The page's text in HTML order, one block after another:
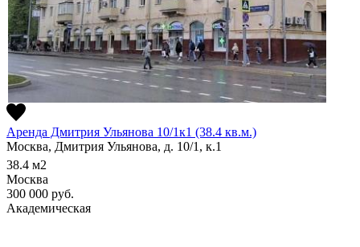
Аренда Дмитрия Ульянова 10/1к1 (38.4 кв.м.)
Москва, Дмитрия Ульянова, д. 10/1, к.1
38.4 м2
Москва
300 000 руб.
Академическая